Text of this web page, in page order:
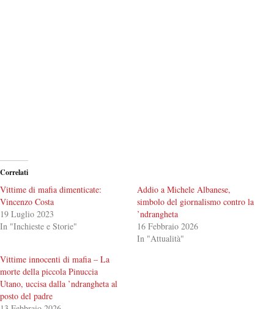
Correlati
Vittime di mafia dimenticate:
Vincenzo Costa
19 Luglio 2023
In "Inchieste e Storie"
Addio a Michele Albanese,
simbolo del giornalismo contro la
’ndrangheta
16 Febbraio 2026
In "Attualità"
Vittime innocenti di mafia – La
morte della piccola Pinuccia
Utano, uccisa dalla ’ndrangheta al
posto del padre